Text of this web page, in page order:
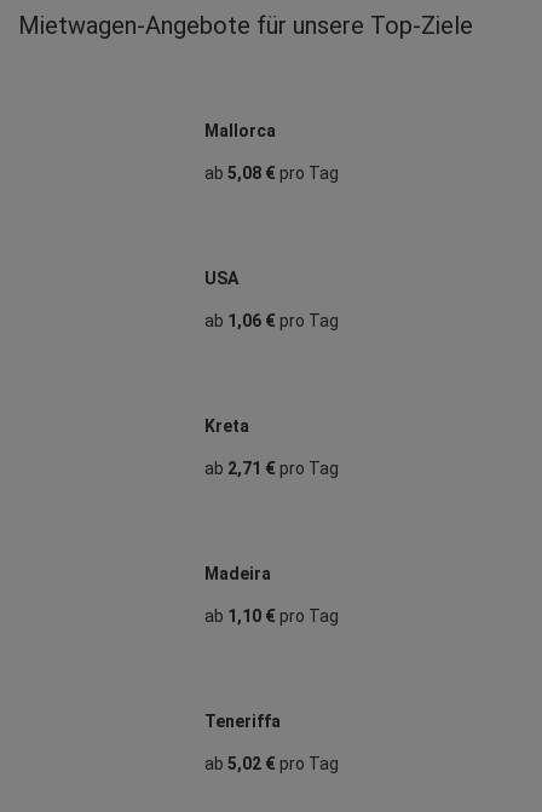
Mietwagen‑Angebote für unsere Top‑Ziele
Mallorca
ab 5,08 €pro Tag
USA
ab 1,06 €pro Tag
Kreta
ab 2,71 €pro Tag
Madeira
ab 1,10 €pro Tag
Teneriffa
ab 5,02 €pro Tag